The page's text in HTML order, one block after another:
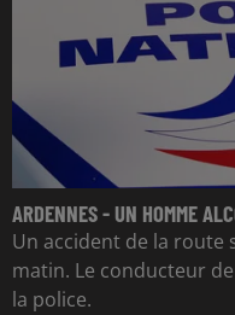
ARDENNES - UN HOMME
Un accident de la
matin. Le conducteur
la police.